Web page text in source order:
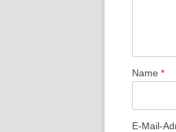
Name *
E-Mail-